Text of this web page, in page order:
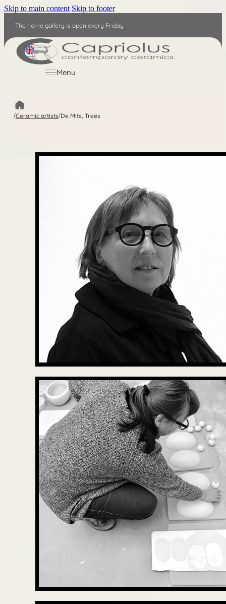
Skip to main content Skip to footer
The home gallery is open every Friday
EN
Menu
/Ceramic artists/De Mits, Trees